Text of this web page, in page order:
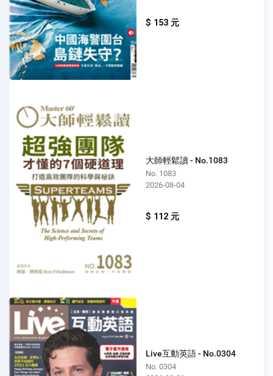
$ 153 元
大師輕鬆讀 - No.1083
No. 1083
2026-08-04
$ 112 元
Live互動英語 - No.0304
No. 0304